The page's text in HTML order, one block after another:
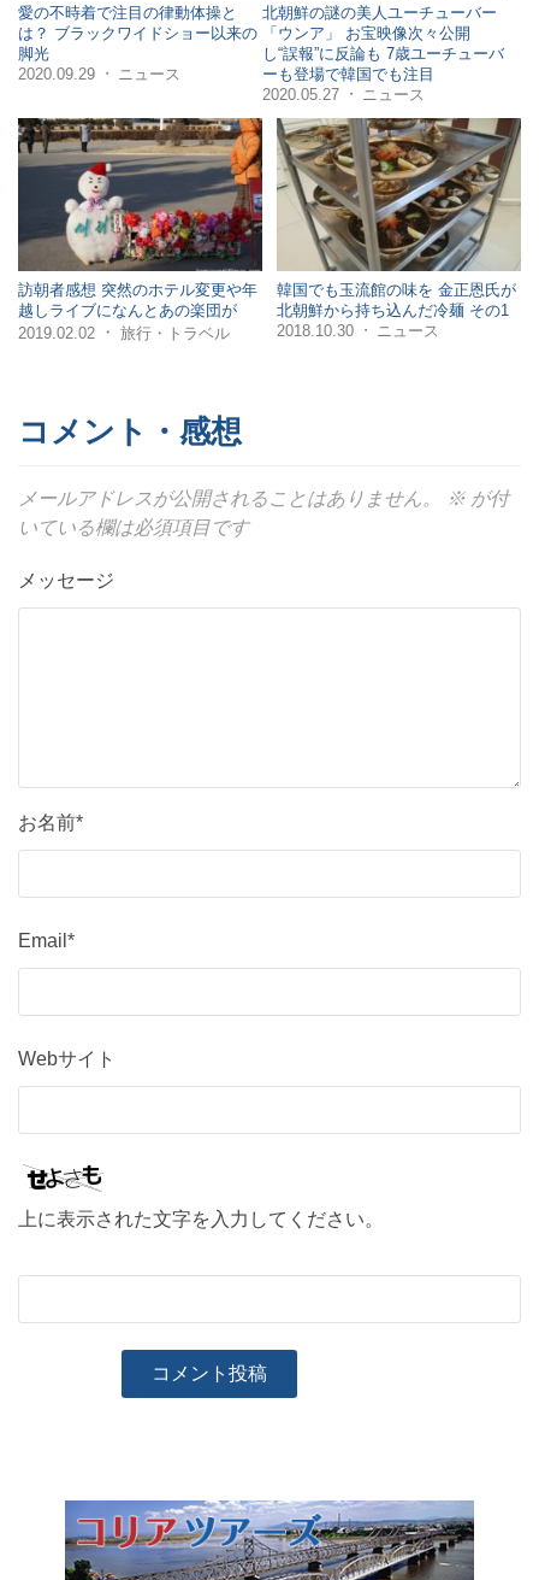
愛の不時着で注目の律動体操と
は？ ブラックワイドショー以来の
脚光
2020.09.29
・ ニュース
北朝鮮の謎の美人ユーチューバー
「ウンア」 お宝映像次々公開
し“誤報”に反論も 7歳ユーチューバ
ーも登場で韓国でも注目
2020.05.27
・ ニュース
訪朝者感想 突然のホテル変更や年
越しライブになんとあの楽団が
2019.02.02 ・ 旅行・トラベル
韓国でも玉流館の味を 金正恩氏が
北朝鮮から持ち込んだ冷麺 その1
2018.10.30
・ ニュース
コメント・感想
メールアドレスが公開されることはありません。 ※ が付
いている欄は必須項目です
メッセージ
お名前*
Email*
Webサイト
上に表示された文字を入力してください。